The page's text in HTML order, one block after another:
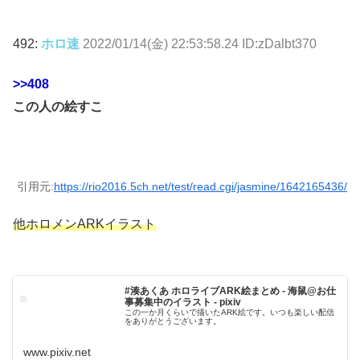
492: ホロ速 2022/01/14(金) 22:53:58.24 ID:zDalbt370
>>408
この人の絵すこ
引用元:https://rio2016.5ch.net/test/read.cgi/jasmine/1642165436/
他ホロメンARKイラスト
#湊あくあ ホロライブARK絵まとめ - 海鼠@お仕
事募集中のイラスト - pixiv
この一か月くらいで描いたARK絵です。いつも楽しい配信
をありがとうございます。
www.pixiv.net